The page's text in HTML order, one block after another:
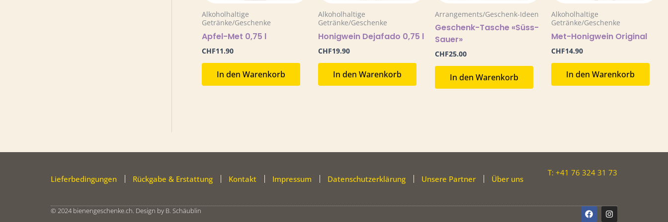
Alkoholhaltige
Getränke/Geschenke
Apfel-Met 0,75 l
CHF11.90
In den Warenkorb
Alkoholhaltige
Getränke/Geschenke
Honigwein Dejafado 0,75 l
CHF19.90
In den Warenkorb
Arrangements/Geschenk-Ideen
Geschenk-Tasche «Süss-
Sauer»
CHF25.00
In den Warenkorb
Alkoholhaltige
Getränke/Geschenke
Met-Honigwein Original
CHF14.90
In den Warenkorb
Lieferbedingungen Rückgabe & Erstattung Kontakt Impressum Datenschutzerklärung Unsere Partner Über uns
T: +41 76 324 31 73
© 2024 bienengeschenke.ch. Design by B. Schäublin F
a
I
n